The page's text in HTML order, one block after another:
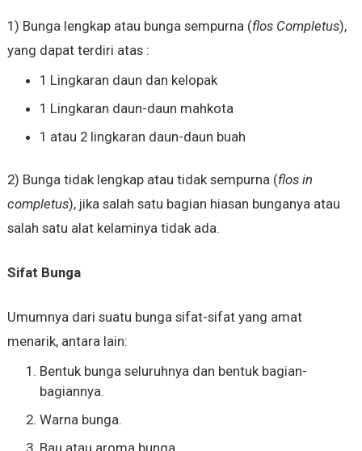
1) Bunga lengkap atau bunga sempurna (flos Completus),
yang dapat terdiri atas :
1 Lingkaran daun dan kelopak
1 Lingkaran daun-daun mahkota
1 atau 2 lingkaran daun-daun buah
2) Bunga tidak lengkap atau tidak sempurna (flos in
completus), jika salah satu bagian hiasan bunganya atau
salah satu alat kelaminya tidak ada.
Sifat Bunga
Umumnya dari suatu bunga sifat-sifat yang amat
menarik, antara lain:
Bentuk bunga seluruhnya dan bentuk bagian-
bagiannya.
Warna bunga.